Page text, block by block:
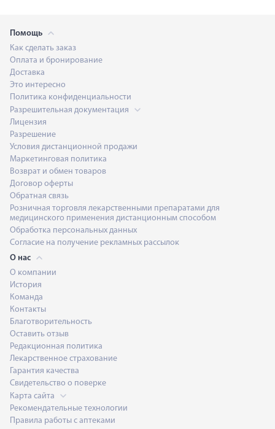
Помощь
Как сделать заказ
Оплата и бронирование
Доставка
Это интересно
Политика конфиденциальности
Разрешительная документация
Лицензия
Разрешение
Условия дистанционной продажи
Маркетинговая политика
Возврат и обмен товаров
Договор оферты
Обратная связь
Розничная торговля лекарственными препаратами для
медицинского применения дистанционным способом
Обработка персональных данных
Согласие на получение рекламных рассылок
О нас
О компании
История
Команда
Контакты
Благотворительность
Оставить отзыв
Редакционная политика
Лекарственное страхование
Гарантия качества
Свидетельство о поверке
Карта сайта
Рекомендательные технологии
Правила работы с аптеками